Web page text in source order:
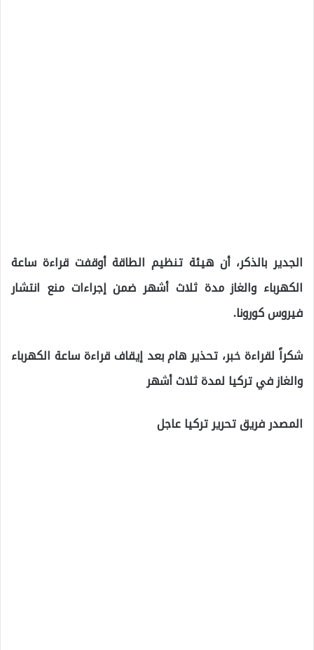
الجدير بالذكر، أن هيئة تنظيم الطاقة أوقفت قراءة ساعة
الكهرباء والغاز مدة ثلاث أشهر ضمن إجراءات منع انتشار
فيروس كورونا.
شكراً لقراءة خبر، تحذير هام بعد إيقاف قراءة ساعة الكهرباء
والغاز في تركيا لمدة ثلاث أشهر
المصدر فريق تحرير تركيا عاجل